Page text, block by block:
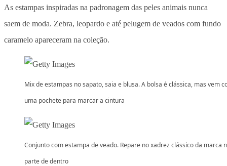
As estampas inspiradas na padronagem das peles animais nunca
saem de moda. Zebra, leopardo e até pelugem de veados com fundo
caramelo apareceram na coleção.
Mix de estampas no sapato, saia e blusa. A bolsa é clássica, mas vem
uma pochete para marcar a cintura
Conjunto com estampa de veado. Repare no xadrez clássico da marca
parte de dentro